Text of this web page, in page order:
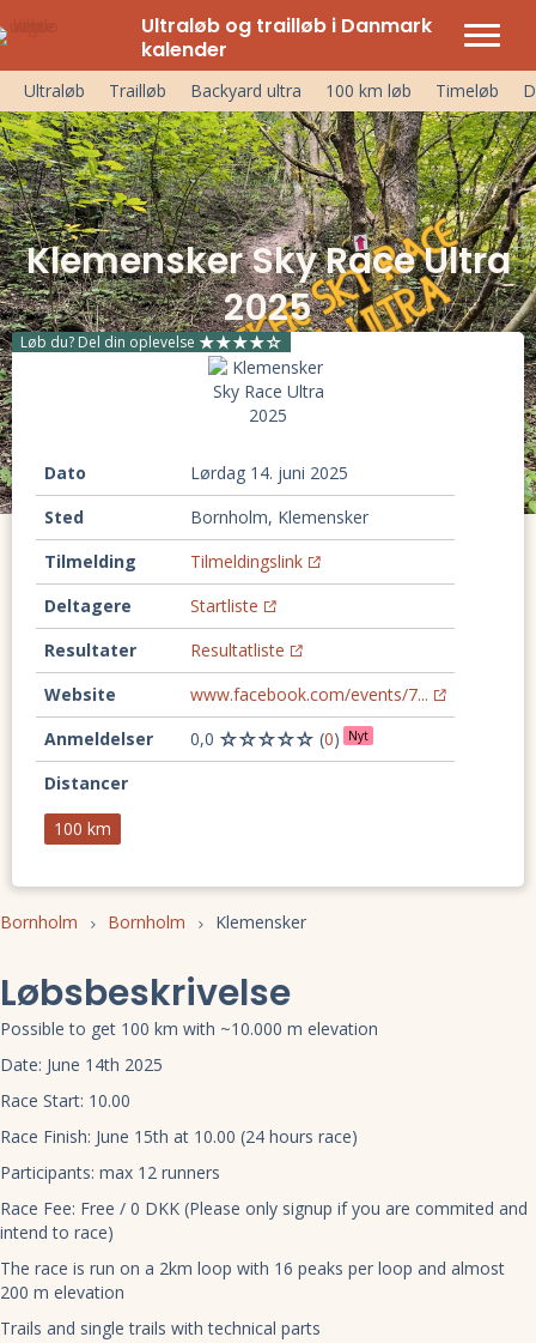
Ultraløb og trailløb i Danmark
kalender
Ultraløb Trailløb Backyard ultra 100 km løb Timeløb
Klemensker Sky Race Ultra
2025
Løb du? Del din oplevelse
Dato
lørdag 14. juni 2025
Sted
Bornholm, Klemensker
Tilmelding
Tilmeldingslink
Deltagere
Startliste
Resultater
Resultatliste
Website
www.facebook.com/events/7...
Anmeldelser
0,0 (0) Nyt
Distancer
100 km
Bornholm Bornholm Klemensker
Løbsbeskrivelse
Possible to get 100 km with ~10.000 m elevation
Date: June 14th 2025
Race Start: 10.00
Race Finish: June 15th at 10.00 (24 hours race)
Participants: max 12 runners
Race Fee: Free / 0 DKK (Please only signup if you are commited and
intend to race)
The race is run on a 2km loop with 16 peaks per loop and almost
200 m elevation
Trails and single trails with technical parts